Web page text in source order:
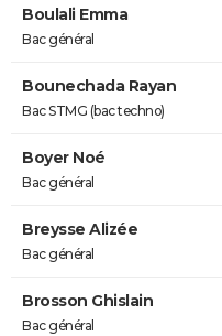
Boulali Emma
Bac général
Bounechada Rayan
Bac STMG (bac techno)
Boyer Noé
Bac général
Breysse Alizée
Bac général
Brosson Ghislain
Bac général